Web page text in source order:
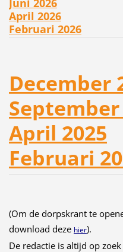
Juni 2026
April 2026
Februari 2026
December
September
April 2025
Februari
(Om de dorpskrant te
download deze hier).
De redactie is altijd op